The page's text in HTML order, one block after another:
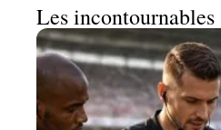
Les incontournables